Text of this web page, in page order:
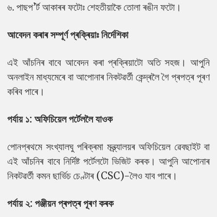
৬. পাছপ’ৰ্ট আকাৰৰ ফটোঃ শেহতীয়াকৈ তোলা ৰঙীন ফটো।
আবেদন কৰাৰ সম্পূৰ্ণ প্ৰক্ৰিয়াঃ নিৰ্দেশিকা
এই আঁচনিৰ বাবে আবেদন কৰা প্ৰক্ৰিয়াটো অতি সহজ। আপুনি
অনলাইন মাধ্যমেৰে বা আপোনাৰ নিকটৱৰ্তী কেন্দ্ৰলৈ গৈ প্ৰপত্ৰ পূৰণ
কৰিব পাৰে।
পৰ্যায় ১: অফিচিয়েল পৰ্টেললৈ যাওক
পোনপ্ৰথমে সংখ্যালঘু পৰিক্ৰমা মন্ত্ৰ্যালয়ৰ অফিচিয়েল ৱেবছাইট বা
এই আঁচনিৰ বাবে নিৰ্দিষ্ট পৰ্টেলটো ভিজিট কৰক। আপুনি আপোনাৰ
নিকটৱৰ্তী কমন ছাৰ্ভিচ চেণ্টাৰ (CSC)-লৈও যাব পাৰে।
পৰ্যায় ২: পঞ্জীয়ন প্ৰপত্ৰ পূৰণ কৰক